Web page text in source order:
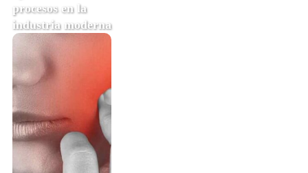
procesos en la
industria moderna